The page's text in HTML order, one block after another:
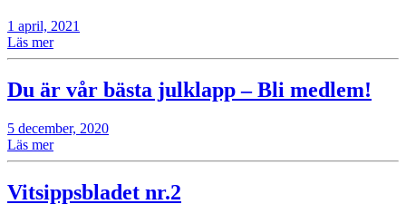
1 april, 2021
Läs mer
Du är vår bästa julklapp – Bli medlem!
5 december, 2020
Läs mer
Vitsippsbladet nr.2